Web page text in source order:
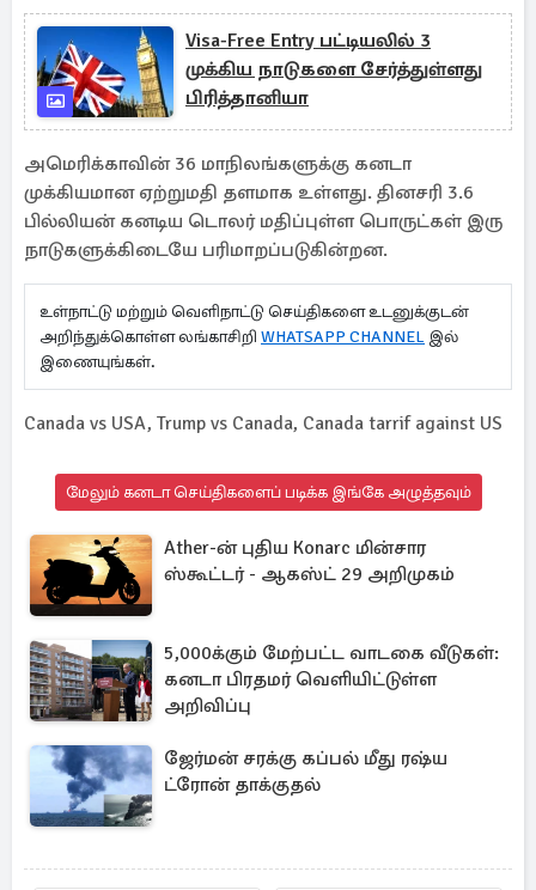
Visa-Free Entry பட்டியலில் 3
முக்கிய நாடுகளை சேர்த்துள்ளது
பிரித்தானியா
அமெரிக்காவின் 36 மாநிலங்களுக்கு கனடா
முக்கியமான ஏற்றுமதி தளமாக உள்ளது. தினசரி 3.6
பில்லியன் கனடிய டொலர் மதிப்புள்ள பொருட்கள் இரு
நாடுகளுக்கிடையே பரிமாறப்படுகின்றன.
உள்நாட்டு மற்றும் வெளிநாட்டு செய்திகளை உடனுக்குடன்
அறிந்துக்கொள்ள லங்காசிறி WHATSAPP CHANNEL இல்
இணையுங்கள்.
Canada vs USA, Trump vs Canada, Canada tarrif against US
மேலும் கனடா செய்திகளைப் படிக்க இங்கே அழுத்தவும்
Ather-ன் புதிய Konarc மின்சார
ஸ்கூட்டர் - ஆகஸ்ட் 29 அறிமுகம்
5,000க்கும் மேற்பட்ட வாடகை வீடுகள்:
கனடா பிரதமர் வெளியிட்டுள்ள
அறிவிப்பு
ஜேர்மன் சரக்கு கப்பல் மீது ரஷ்ய
ட்ரோன் தாக்குதல்